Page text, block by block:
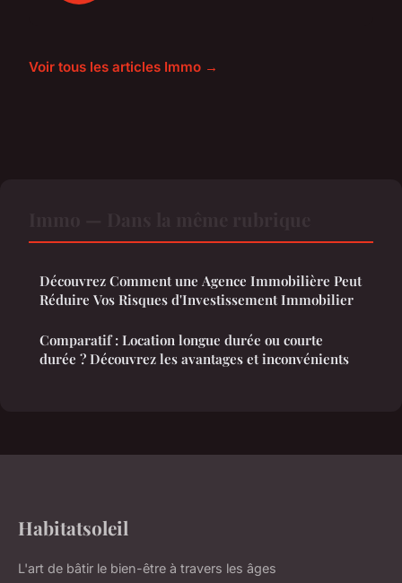
Voir tous les articles Immo →
Découvrez Comment une Agence Immobilière Peut
Réduire Vos Risques d'Investissement Immobilier
Comparatif : Location longue durée ou courte
durée ? Découvrez les avantages et inconvénients
Habitatsoleil
L'art de bâtir le bien-être à travers les âges